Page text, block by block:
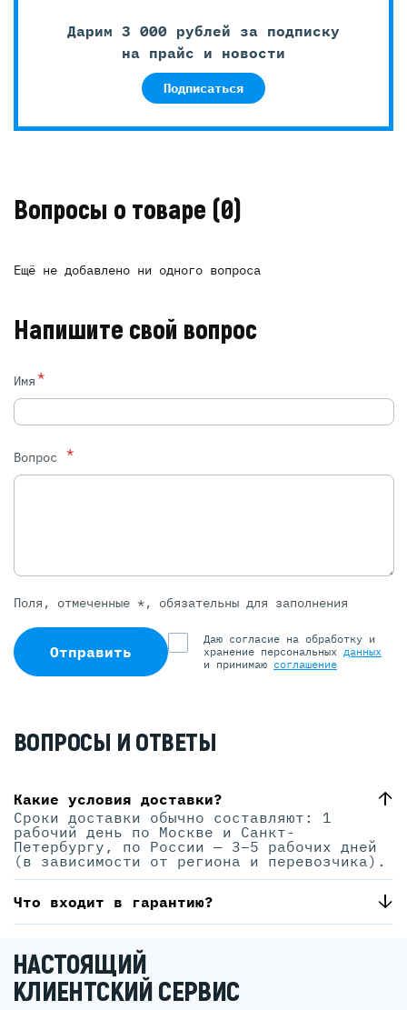
Дарим 3 000 рублей за подписку
на прайс и новости
Подписаться
Вопросы о товаре (0)
Ещё не добавлено ни одного вопроса
Напишите свой вопрос
Имя*
Вопрос *
Поля, отмеченные *, обязательны для заполнения
Отправить
Даю согласие на обработку и
хранение персональных данных
и принимаю соглашение
ВОПРОСЫ И ОТВЕТЫ
Какие условия доставки?
Сроки доставки обычно составляют: 1
рабочий день по Москве и Санкт-
Петербургу, по России — 3–5 рабочих дней
(в зависимости от региона и перевозчика).
Что входит в гарантию?
НАСТОЯЩИЙ
КЛИЕНТСКИЙ СЕРВИС